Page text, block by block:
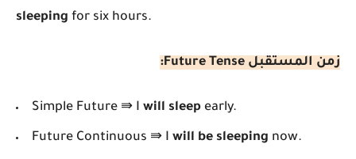
sleeping for six hours.
زمن المستقبل Future Tense :
Simple Future ⇛ I will sleep early.
Future Continuous ⇛ I will be sleeping now.